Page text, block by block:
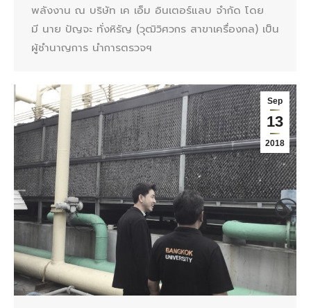
พลังงาน ณ บริษัท เค เอ็ม อินเตอร์แลบ จํากัด โดย
มี นาย ปัญจะ ทั่งหิรัญ (วุฒิวิศวกร สาขาเครื่องกล) เป็น
ผู้ชำนาญการ นำการตรวจฯ
Sep
13
2018